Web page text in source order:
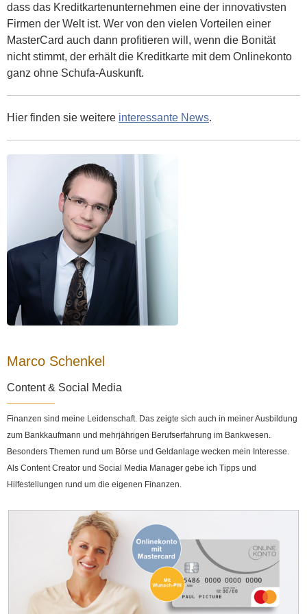
dass das Kreditkartenunternehmen eine der innovativsten
Firmen der Welt ist. Wer von den vielen Vorteilen einer
MasterCard auch dann profitieren will, wenn die Bonität
nicht stimmt, der erhält die Kreditkarte mit dem Onlinekonto
ganz ohne Schufa-Auskunft.
Hier finden sie weitere interessante News.
Marco Schenkel
Content & Social Media
Finanzen sind meine Leidenschaft. Das zeigte sich auch in meiner Ausbildung
zum Bankkaufmann und mehrjährigen Berufserfahrung im Bankwesen.
Besonders Themen rund um Börse und Geldanlage wecken mein Interesse.
Als Content Creator und Social Media Manager gebe ich Tipps und
Hilfestellungen rund um die eigenen Finanzen.